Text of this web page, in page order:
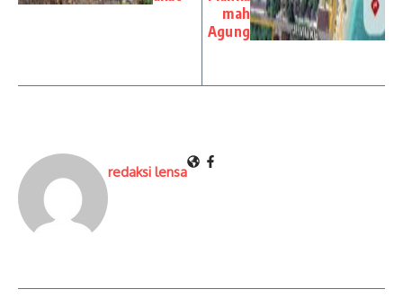
mah
Agung
redaksi lensa